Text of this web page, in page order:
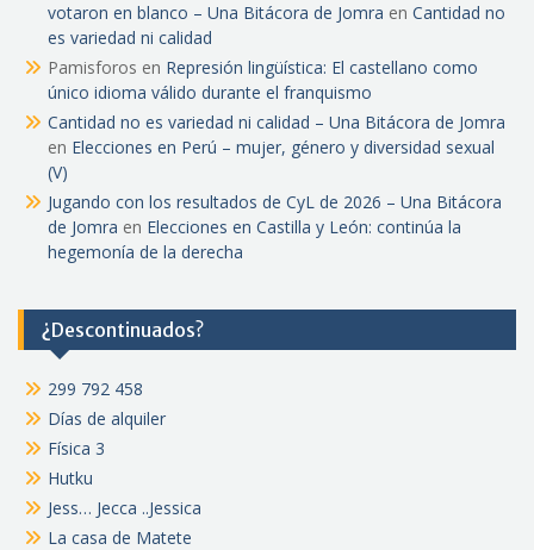
votaron en blanco – Una Bitácora de Jomra en Cantidad no
es variedad ni calidad
Pamisforos en Represión lingüística: El castellano como
único idioma válido durante el franquismo
Cantidad no es variedad ni calidad – Una Bitácora de Jomra
en Elecciones en Perú – mujer, género y diversidad sexual
(V)
Jugando con los resultados de CyL de 2026 – Una Bitácora
de Jomra en Elecciones en Castilla y León: continúa la
hegemonía de la derecha
¿Descontinuados?
299 792 458
Días de alquiler
Física 3
Hutku
Jess… Jecca ..Jessica
La casa de Matete